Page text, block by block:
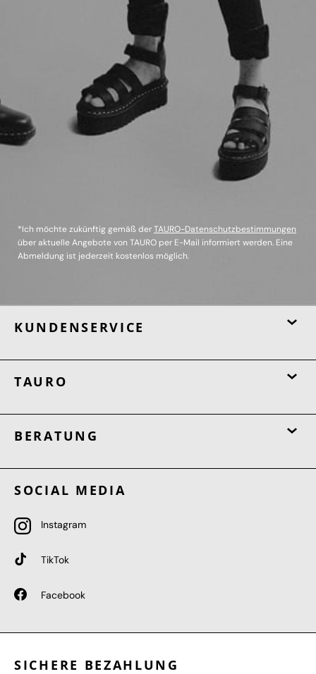
*Ich möchte zukünftig gemäß derTAURO-Datenschutzbestimmungen
über aktuelle Angebote von TAURO per E-Mail informiert werden. Eine
Abmeldung ist jederzeit kostenlos möglich.
KUNDENSERVICE
TAURO
BERATUNG
SOCIAL MEDIA
Instagram
TikTok
Facebook
SICHERE BEZAHLUNG